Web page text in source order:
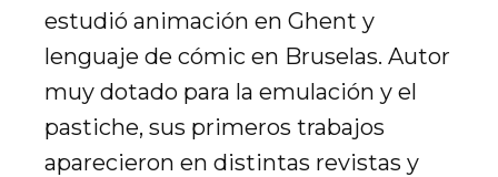
estudió animación en Ghent y
lenguaje de cómic en Bruselas. Autor
muy dotado para la emulación y el
pastiche, sus primeros trabajos
aparecieron en distintas revistas y